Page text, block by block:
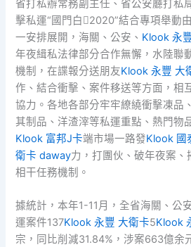
省打私辦常務副主任、省公安廳打私
擊私運“國門白2020”結合專項舉動
一安排展開，海關、公安、 Klook 永
年夜緝私法律部分合作無懈，水陸聯
機制，在諜報分送朋友Klook 永豐 大
作、結合衝擊、案件移送等方面，相
協力。各地各部分牢牢繚繞衝擊凍品
其制品、洋渣滓等私運重點、熱門物
Klook 富邦J卡端市場一路發Klook 國
衛卡 daway力，打團伙、破年夜案
相干任務機制。
據統計，本年1-11月，全省海關、公
運案件137Klook 永豐 大衛卡5Klook
宗，同比削減31.84%，涉案663億余